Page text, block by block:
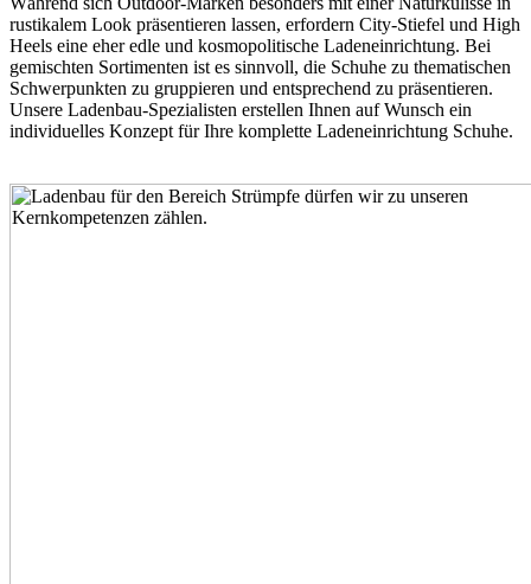
rustikalem Look präsentieren lassen, erfordern City-Stiefel und High
Heels eine eher edle und kosmopolitische Ladeneinrichtung. Bei
gemischten Sortimenten ist es sinnvoll, die Schuhe zu thematischen
Schwerpunkten zu gruppieren und entsprechend zu präsentieren.
Unsere Ladenbau-Spezialisten erstellen Ihnen auf Wunsch ein
individuelles Konzept für Ihre komplette Ladeneinrichtung Schuhe.